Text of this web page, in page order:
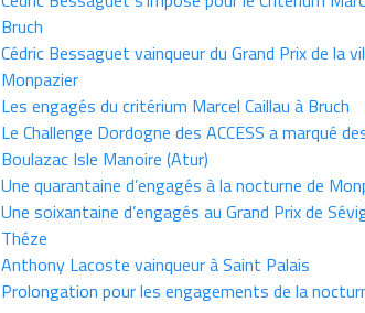
Bruch
Cédric Bessaguet vainqueur du Grand Prix de la
Monpazier
Les engagés du critérium Marcel Caillau à Bruch
Le Challenge Dordogne des ACCESS a marqué
Boulazac Isle Manoire (Atur)
Une quarantaine d’engagés à la nocturne de
Une soixantaine d’engagés au Grand Prix de
Théze
Anthony Lacoste vainqueur à Saint Palais
Prolongation pour les engagements de la